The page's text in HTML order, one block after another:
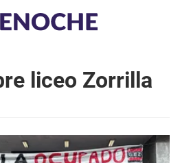
liceo Zorrilla